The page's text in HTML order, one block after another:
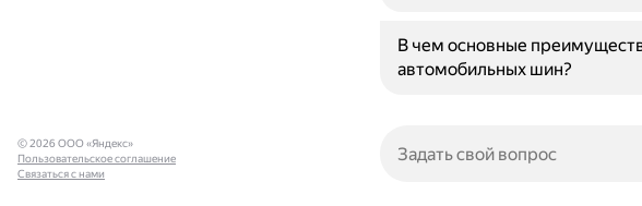
В чем основные
автомобильных шин?
© 2026 ООО «Яндекс»
Пользовательское соглашение
Связаться с нами